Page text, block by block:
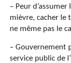
– Peur
mièvre, cacher le
ne même pas le
– Gouvernement
service public de